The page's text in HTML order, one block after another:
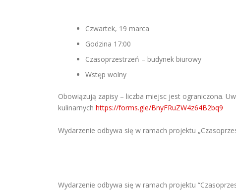
Czwartek, 19 marca
Godzina 17:00
Czasoprzestrzeń – budynek biurowy
Wstęp wolny
Obowiązują zapisy – liczba miejsc jest ograniczona.
kulinarnych https://forms.gle/BnyFRuZW4z64B2bq9
Wydarzenie odbywa się w ramach projektu
Wydarzenie odbywa się w ramach projektu